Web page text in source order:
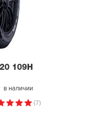
109H
в наличии
(7)